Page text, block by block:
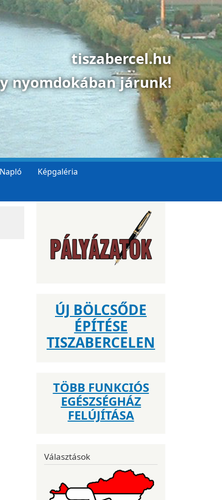
tiszabercel.hu
nyomdokában járunk!
Képgaléria
ÚJ BÖLCSŐDE
ÉPÍTÉSE
TISZABERCELEN
TÖBB FUNKCIÓS
EGÉSZSÉGHÁZ
FELÚJÍTÁSA
Választások